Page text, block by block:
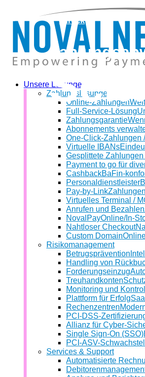
Unsere Lösungen
Zahlungslösungen
Online-Zahlungen
Full-Service-Lösung
Zahlungsgarantie
Abonnements
One-Click-Zahlungen
Virtuelle IBANs
Gesplittete
Payment to go für
CashbackBaFin-
Personaldienstleister
Pay-by-Link
Virtuelles Terminal /
Anrufen und Bezahlen
NovalPayOnline/In-
Nahtloser Checkout
Custom Domain
Risikomanagement
Betrugsprävention
Handling von
Forderungseinzug
Treuhandkonten
Monitoring und
Plattform für Erfolg
Rechenzentren
PCI-DSS-
Allianz für Cyber-
Single Sign-On (SSO)
PCI-ASV-
Services & Support
Automatisierte
zurück